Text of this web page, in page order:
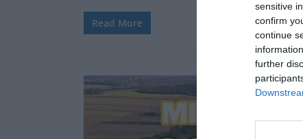
sensitive
confirm
continue
further
Read More